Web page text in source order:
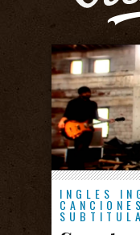
INGLES
CANCIONES